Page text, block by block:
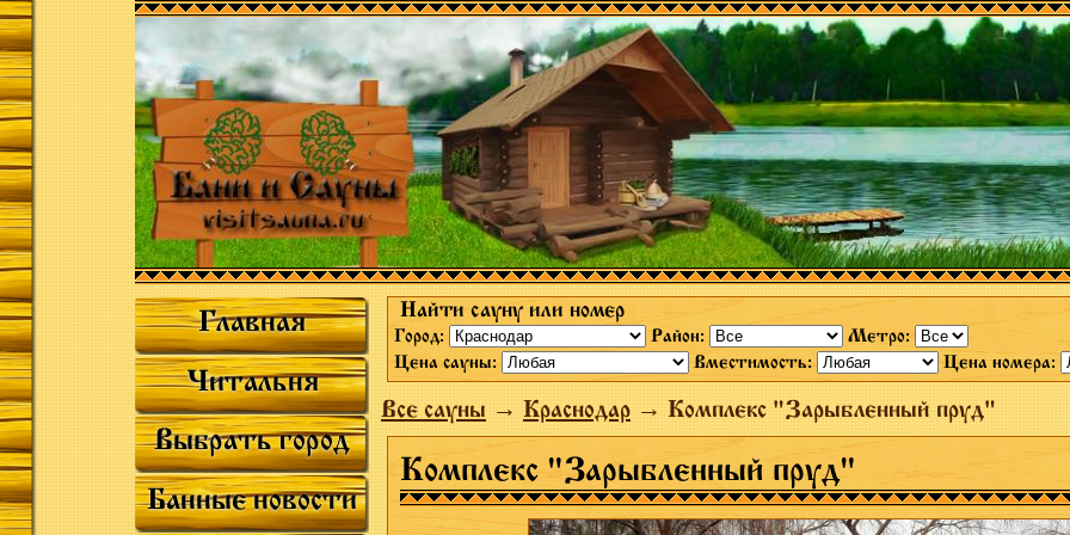
Главная
Читальня
Выбрать город
Банные новости
Найти сауну или номер
Город: Район:
Метро:
Цена сауны:
Вместимость: Цена номера:
Все сауны→Краснодар→ Комплекс "Зарыбленный пруд"
Комплекс "Зарыбленный пруд"